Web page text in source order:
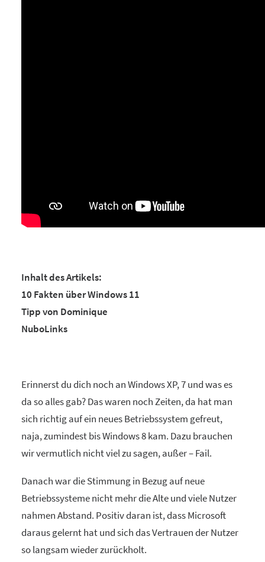
Inhalt des Artikels:
10 Fakten über Windows 11
Tipp von Dominique
NuboLinks
Erinnerst du dich noch an Windows XP, 7 und was es
da so alles gab? Das waren noch Zeiten, da hat man
sich richtig auf ein neues Betriebssystem gefreut,
naja, zumindest bis Windows 8 kam. Dazu brauchen
wir vermutlich nicht viel zu sagen, außer – Fail.
Danach war die Stimmung in Bezug auf neue
Betriebssysteme nicht mehr die Alte und viele Nutzer
nahmen Abstand. Positiv daran ist, dass Microsoft
daraus gelernt hat und sich das Vertrauen der Nutzer
so langsam wieder zurückholt.